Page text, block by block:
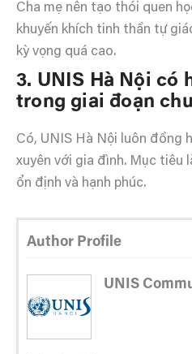
Cha mẹ nên tạo thói quen
khuyến khích tinh thần tự
kỳ vọng quá cao.
3. UNIS Hà Nội có
trong giai đoạn
Có, UNIS Hà Nội luôn đồng
xuyên với gia đình. Mục tiêu
ổn định và hạnh phúc.
Author Profile
UNIS